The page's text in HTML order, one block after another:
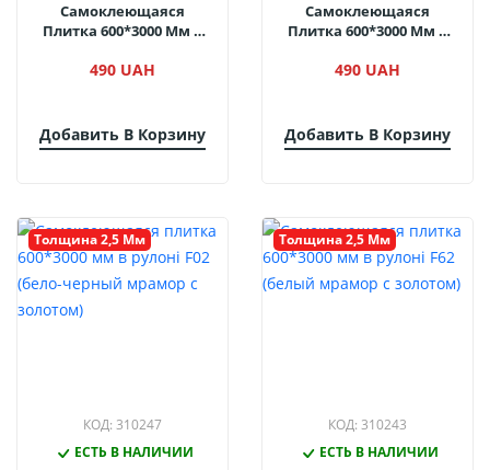
Самоклеющаяся
Плитка 600*3000 Мм В
Дерево)
490 UAH
Добавить В Корзину
Самоклеющаяся
Плитка 600*3000 Мм В
Мрамор С Золотом)
490 UAH
Добавить В Корзину
Толщина 2,5 Мм
КОД: 310247
ЕСТЬ В НАЛИЧИИ
Толщина 2,5 Мм
КОД: 310243
ЕСТЬ В НАЛИЧИИ